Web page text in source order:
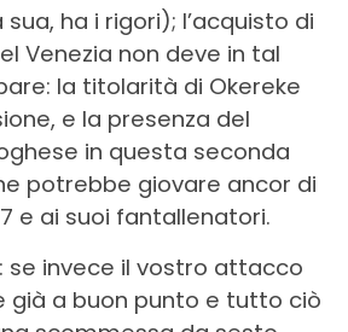
ha i rigori); l’acquisto di
Venezia non deve in tal
la titolarità di Okereke
e la presenza del
in questa seconda
potrebbe giovare ancor di
e ai suoi fantallenatori.
: se invece il vostro attacco
già a buon punto e tutto ciò